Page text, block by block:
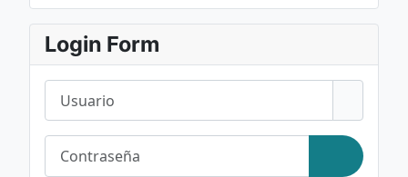
Login Form
Contraseña
Mostrar